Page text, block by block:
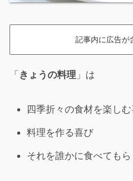
記事内に広告が
「 きょうの料理 」は
四季折々の食材を楽し
料理を作る喜び
それを誰かに食べても